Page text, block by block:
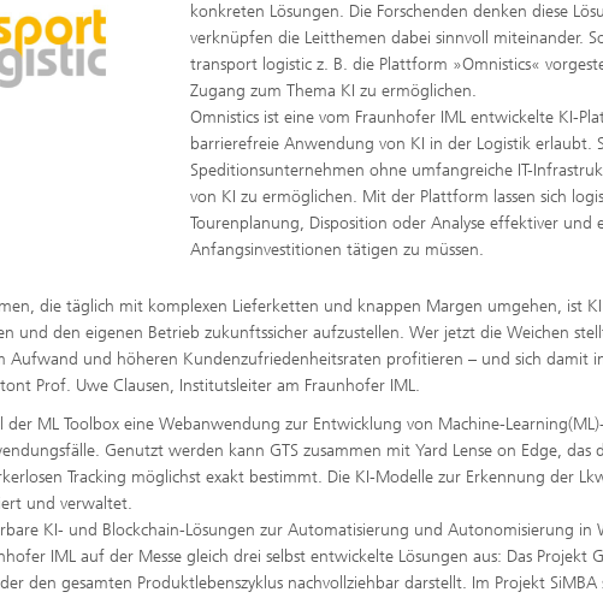
konkreten Lösungen. Die Forschenden denken diese
verknüpfen die Leitthemen dabei sinnvoll miteinander.
transport logistic z. B. die Plattform »Omnistics«
Zugang zum Thema KI zu ermöglichen.
Omnistics ist eine vom Fraunhofer IML entwickelte KI-
barrierefreie Anwendung von KI in der Logistik erlaubt.
Speditionsunternehmen ohne umfangreiche IT-
von KI zu ermöglichen. Mit der Plattform lassen sich
Tourenplanung, Disposition oder Analyse effektiver
Anfangsinvestitionen tätigen zu müssen.
die täglich mit komplexen Lieferketten und knappen Margen umgehen, ist
und den eigenen Betrieb zukunftssicher aufzustellen. Wer jetzt die Weichen
Aufwand und höheren Kundenzufriedenheitsraten profitieren – und sich damit
Prof. Uwe Clausen, Institutsleiter am Fraunhofer IML.
der ML Toolbox eine Webanwendung zur Entwicklung von Machine-
Genutzt werden kann GTS zusammen mit Yard Lense on Edge, das
Tracking möglichst exakt bestimmt. Die KI-Modelle zur Erkennung der
und verwaltet.
KI- und Blockchain-Lösungen zur Automatisierung und Autonomisierung in
IML auf der Messe gleich drei selbst entwickelte Lösungen aus: Das Projekt
den gesamten Produktlebenszyklus nachvollziehbar darstellt. Im Projekt